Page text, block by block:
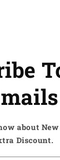
about
Discount.